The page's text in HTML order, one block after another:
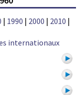
| 1990 | 2000 | 2010 |
internationaux